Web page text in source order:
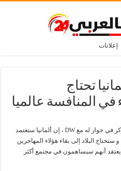
إعلانات
تحتاج
في المنافسة عالميا
يقول الخبير الاقتصادي هربرت بروكر في حوار له مع DW ، إن ألمانيا ستعتمد
المهاجرين بحلول عام 2060 ، و ستحتاج البلاد إلى بقاء هؤلاء المهاجرين
أنهم سيساهمون في مجتمع أكثر